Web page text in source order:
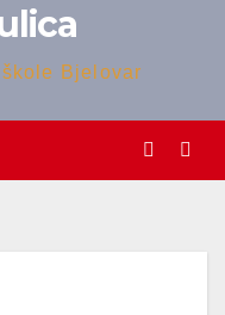
Bjelovar